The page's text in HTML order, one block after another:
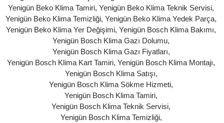
Yenigün Beko Klima Tamiri, Yenigün Beko Klima Teknik Servisi,
Yenigün Beko Klima Temizliği, Yenigün Beko Klima Yedek Parça,
Yenigün Beko Klima Yer Değişimi, Yenigün Bosch Klima Bakımı,
Yenigün Bosch Klima Gazı Dolumu,
Yenigün Bosch Klima Gazı Fiyatları,
Yenigün Bosch Klima Kart Tamiri, Yenigün Bosch Klima Montajı,
Yenigün Bosch Klima Satışı,
Yenigün Bosch Klima Sökme Hizmeti,
Yenigün Bosch Klima Tamiri,
Yenigün Bosch Klima Teknik Servisi,
Yenigün Bosch Klima Temizliği,